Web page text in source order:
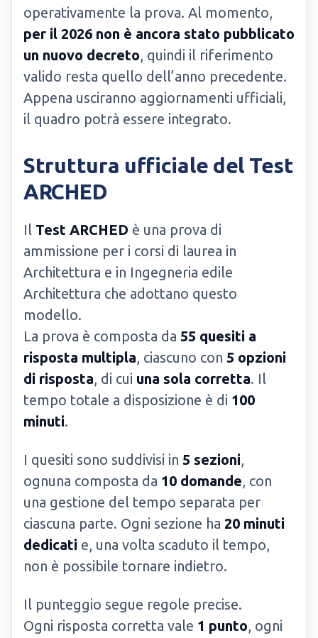
operativamente la prova. Al momento,
per il 2026 non è ancora stato pubblicato
un nuovo decreto, quindi il riferimento
valido resta quello dell’anno precedente.
Appena usciranno aggiornamenti ufficiali,
il quadro potrà essere integrato.
Struttura ufficiale del Test
ARCHED
Il Test ARCHED è una prova di
ammissione per i corsi di laurea in
Architettura e in Ingegneria edile
Architettura che adottano questo
modello.
La prova è composta da 55 quesiti a
risposta multipla, ciascuno con 5 opzioni
di risposta, di cui una sola corretta. Il
tempo totale a disposizione è di 100
minuti.
I quesiti sono suddivisi in 5 sezioni,
ognuna composta da 10 domande, con
una gestione del tempo separata per
ciascuna parte. Ogni sezione ha 20 minuti
dedicati e, una volta scaduto il tempo,
non è possibile tornare indietro.
Il punteggio segue regole precise.
Ogni risposta corretta vale 1 punto, ogni